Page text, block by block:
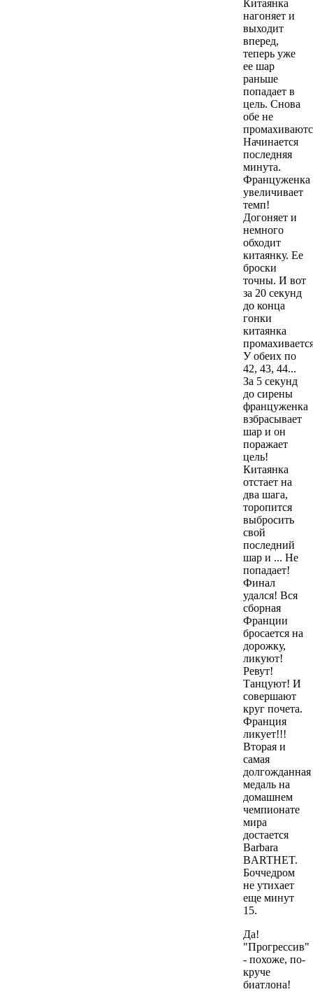
Китаянка
нагоняет и
выходит
вперед,
теперь уже
ее шар
раньше
попадает в
цель. Снова
обе не
Начинается
последняя
минута.
Француженка
увеличивает
темп!
Догоняет и
немного
обходит
китаянку. Ее
броски
точны. И вот
за 20 секунд
до конца
гонки
китаянка
У обеих по
42, 43, 44...
За 5 секунд
до сирены
француженка
взбрасывает
шар и он
поражает
цель!
Китаянка
отстает на
два шага,
торопится
выбросить
свой
последний
шар и ... Не
попадает!
Финал
удался! Вся
сборная
Франции
бросается на
дорожку,
ликуют!
Ревут!
Танцуют! И
совершают
круг почета.
Франция
ликует!!!
Вторая и
самая
долгожданная
медаль на
домашнем
чемпионате
мира
достается
Barbara
BARTHET.
Боччедром
не утихает
еще минут
15.
Да!
"Прогрессив"
- похоже, по-
круче
биатлона!